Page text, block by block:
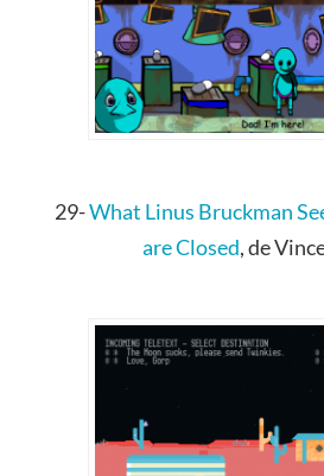
29-What Linus Bruckman
are Closed, de